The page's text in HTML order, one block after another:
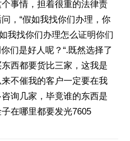
事情，担着很重的法律责
，“假如我找你们办理，你
我找你们办理怎么证明你们
们是好人呢？“.既然选择了
西都要货比三家，这我是
不催我的客户一定要在我
询几家，毕竟谁的东西是
在哪里都要发光7605